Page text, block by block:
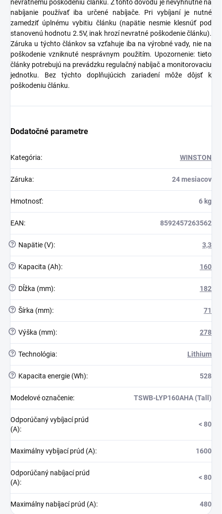
nevratnému poškodeniu článku. Z tohto dôvodu je nevyhnutné na
nabíjanie používať iba určené nabíjače. Pri vybíjaní je nutné
zamedziť úplnému vybitiu článku (napätie nesmie klesnúť pod
stanovenú hodnotu 2.5V, inak hrozí nevratné poškodenie článku).
Záruka u týchto článkov sa vzťahuje iba na výrobné vady, nie na
poškodenie vzniknuté nesprávnym použitím. Upozornenie: tieto
články potrebujú na prevádzku regulačný nabíjač a monitorovaciu
jednotku. Bez týchto doplňujúcich zariadení môže dôjsť k
poškodeniu článku.
Dodatočné parametre
Kategória: WINSTON
Záruka: 24 mesiacov
Hmotnosť: 6 kg
EAN: 8592457263562
? Napätie (V): 3,3
? Kapacita (Ah): 160
? Dĺžka (mm): 182
? Šírka (mm): 71
? Výška (mm): 278
? Technológia: Lithium
? Kapacita energie (Wh): 528
Modelové označenie: TSWB-LYP160AHA (Tall)
Odporúčaný vybíjací prúd
(A):
< 80
Maximálny vybíjací prúd (A): 1600
Odporúčaný nabíjací prúd
(A):
< 80
Maximálny nabíjací prúd (A): 480